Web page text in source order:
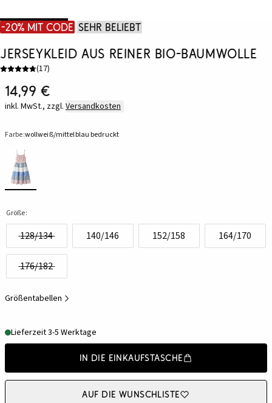
-20% mit Code Sehr beliebt
Jerseykleid aus reiner Bio-Baumwolle
(17)
14,99 €
inkl. MwSt., zzgl. Versandkosten
Farbe:wollweiß/mittelblau bedruckt
Größe:
128/134 140/146 152/158 164/170
176/182
Größentabellen
Lieferzeit 3-5 Werktage
In die Einkaufstasche
Auf die Wunschliste